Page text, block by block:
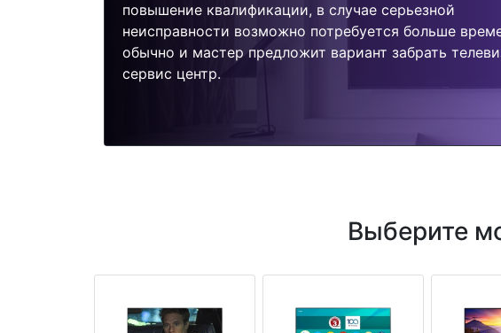
повышение квалификации, в случае серьезной
неисправности возможно потребуется больше
обычно и мастер предложит вариант забрать
сервис центр.
Выберите